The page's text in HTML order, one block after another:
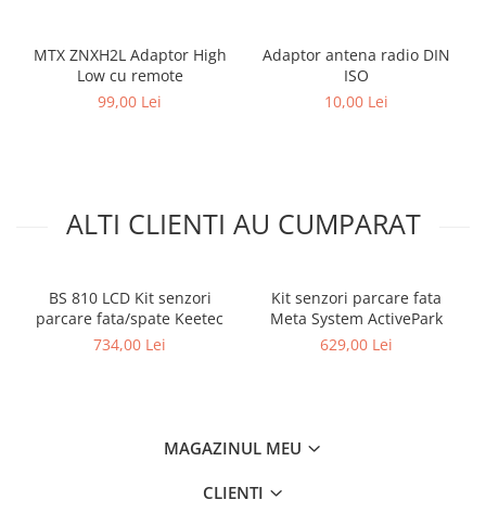
MTX ZNXH2L Adaptor High
Low cu remote
99,00 Lei
Adaptor antena radio DIN
ISO
10,00 Lei
ALTI CLIENTI AU CUMPARAT
BS 810 LCD Kit senzori
parcare fata/spate Keetec
734,00 Lei
Kit senzori parcare fata
Meta System ActivePark
629,00 Lei
MAGAZINUL MEU
CLIENTI